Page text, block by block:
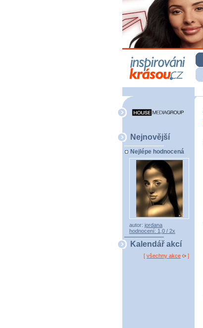
Nejnovější
Nejlépe hodnocená
autor: jordana
hodnocení: 1,0 / 2x
Kalendář akcí
[ všechny akce ]